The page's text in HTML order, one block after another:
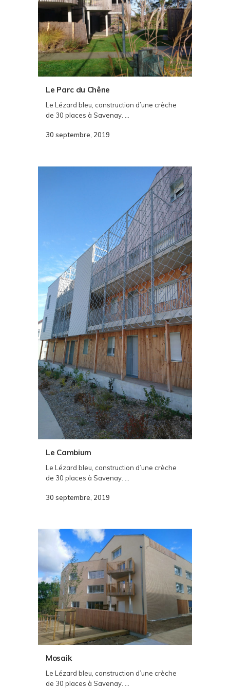
Le Parc du Chêne
Le Lézard bleu, construction d’une crèche
de 30 places à Savenay. ...
30 septembre, 2019
Le Cambium
Le Lézard bleu, construction d’une crèche
de 30 places à Savenay. ...
30 septembre, 2019
Mosaik
Le Lézard bleu, construction d’une crèche
de 30 places à Savenay. ...